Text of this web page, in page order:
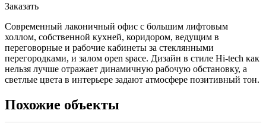
Заказать
Современный лаконичный офис с большим лифтовым
холлом, собственной кухней, коридором, ведущим в
переговорные и рабочие кабинеты за стеклянными
перегородками, и залом open space. Дизайн в стиле Hi-tech как
нельзя лучше отражает динамичную рабочую обстановку, а
светлые цвета в интерьере задают атмосфере позитивный тон.
Похожие объекты